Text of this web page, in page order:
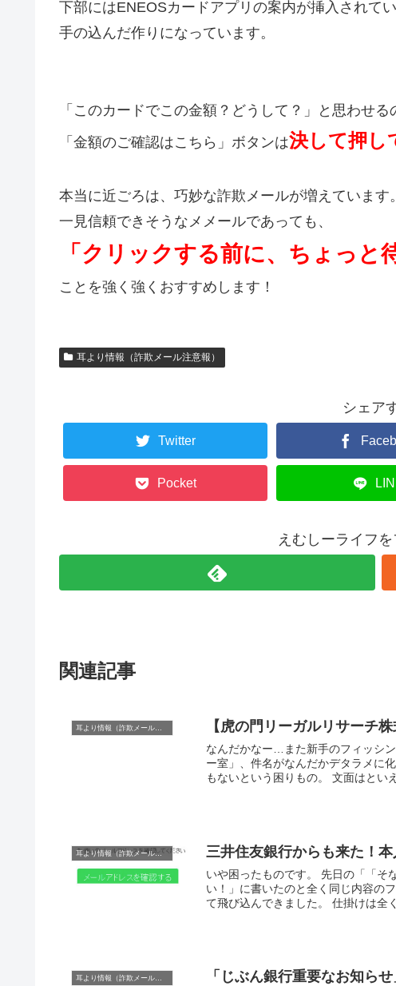
下部にはENEOSカードアプリの案内が挿入されてい
手の込んだ作りになっています。
「このカードでこの金額？どうして？」と思わせる
「金額のご確認はこちら」ボタンは決して押し
本当に近ごろは、巧妙な詐欺メールが増えています。
一見信頼できそうなメメールであっても、
「クリックする前に、ちょっと
ことを強く強くおすすめします！
耳より情報（詐欺メール注意報）
シェア
Twitter
Pocket
えむしーライフ
関連記事
耳より情報（詐欺メール注意報） 【虎の門リーガルリサーチ
なんだかなー…また新手のフィッシ
ー室」、件名がなんだかデタラメに
もないという困りもの。 文面はとい
耳より情報（詐欺メール注意報） 三井住友銀行からも来た！
いや困ったものです。 先日の「「
い！」に書いたのと全く同じ内容の
て飛び込んできました。 仕掛けは全
耳より情報（詐欺メール注意報）
「じぶん銀行重要なお知ら